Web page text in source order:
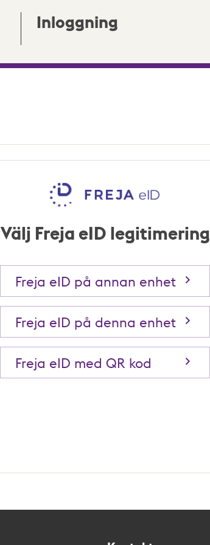
Inloggning
Välj Freja eID legitimering
Freja eID på annan enhet
Freja eID på denna enhet
Freja eID med QR kod